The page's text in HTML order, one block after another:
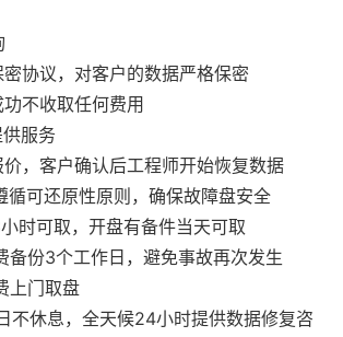
协议，对客户的数据严格保密
不收取任何费用
服务
，客户确认后工程师开始恢复数据
可还原性原则，确保故障盘安全
时可取，开盘有备件当天可取
份3个工作日，避免事故再次发生
上门取盘
不休息，全天候24小时提供数据修复咨